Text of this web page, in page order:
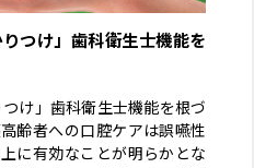
つけ」歯科衛生士機能を
け」歯科衛生士機能を根づ
齢者への口腔ケアは誤嚥性
に有効なことが明らかとな